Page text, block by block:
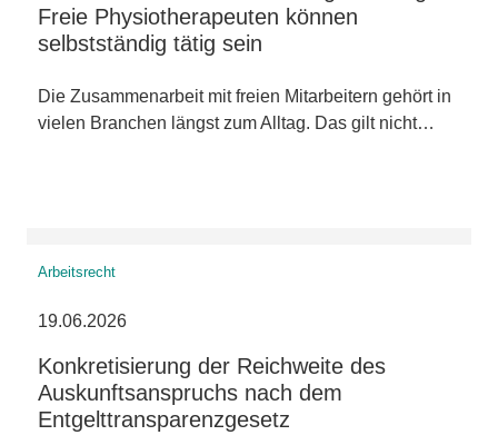
Freie Physiotherapeuten können
selbstständig tätig sein
Die Zusammenarbeit mit freien Mitarbeitern gehört in
vielen Branchen längst zum Alltag. Das gilt nicht…
Arbeitsrecht
19.06.2026
Konkretisierung der Reichweite des
Auskunftsanspruchs nach dem
Entgelttransparenzgesetz